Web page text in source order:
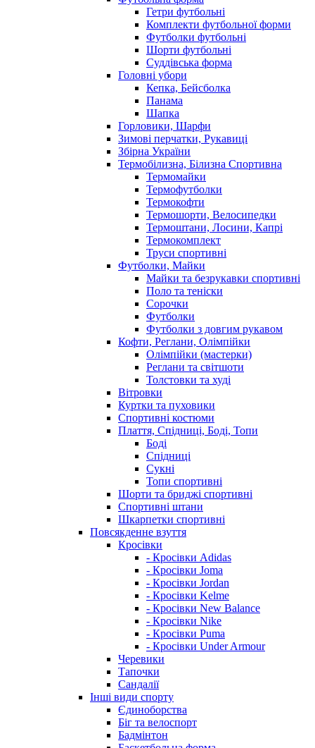
Гетри футбольні
Комплекти футбольної форми
Футболки футбольні
Шорти футбольні
Суддівська форма
Головні убори
Кепка, Бейсболка
Панама
Шапка
Горловики, Шарфи
Зимові перчатки, Рукавиці
Збірна України
Термобілизна, Білизна Спортивна
Термомайки
Термофутболки
Термокофти
Термошорти, Велосипедки
Термоштани, Лосини, Капрі
Термокомплект
Труси спортивні
Футболки, Майки
Майки та безрукавки спортивні
Поло та теніски
Сорочки
Футболки
Футболки з довгим рукавом
Кофти, Реглани, Олімпійки
Олімпійки (мастерки)
Реглани та світшоти
Толстовки та худі
Вітровки
Куртки та пуховики
Спортивні костюми
Плаття, Спідниці, Боді, Топи
Боді
Спідниці
Сукні
Топи спортивні
Шорти та бриджі спортивні
Спортивні штани
Шкарпетки спортивні
Повсякденне взуття
Кросівки
- Кросівки Adidas
- Кросівки Joma
- Кросівки Jordan
- Кросівки Kelme
- Кросівки New Balance
- Кросівки Nike
- Кросівки Puma
- Кросівки Under Armour
Черевики
Тапочки
Сандалії
Інші види спорту
Єдиноборства
Біг та велоспорт
Бадмінтон